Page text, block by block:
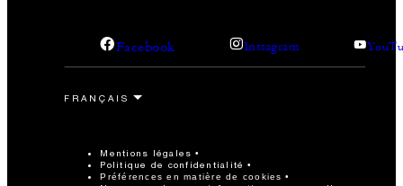
Facebook Instagram
Mentions légales
Politique de confidentialité
Préférences en matière de cookies